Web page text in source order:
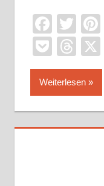
Weiterlesen